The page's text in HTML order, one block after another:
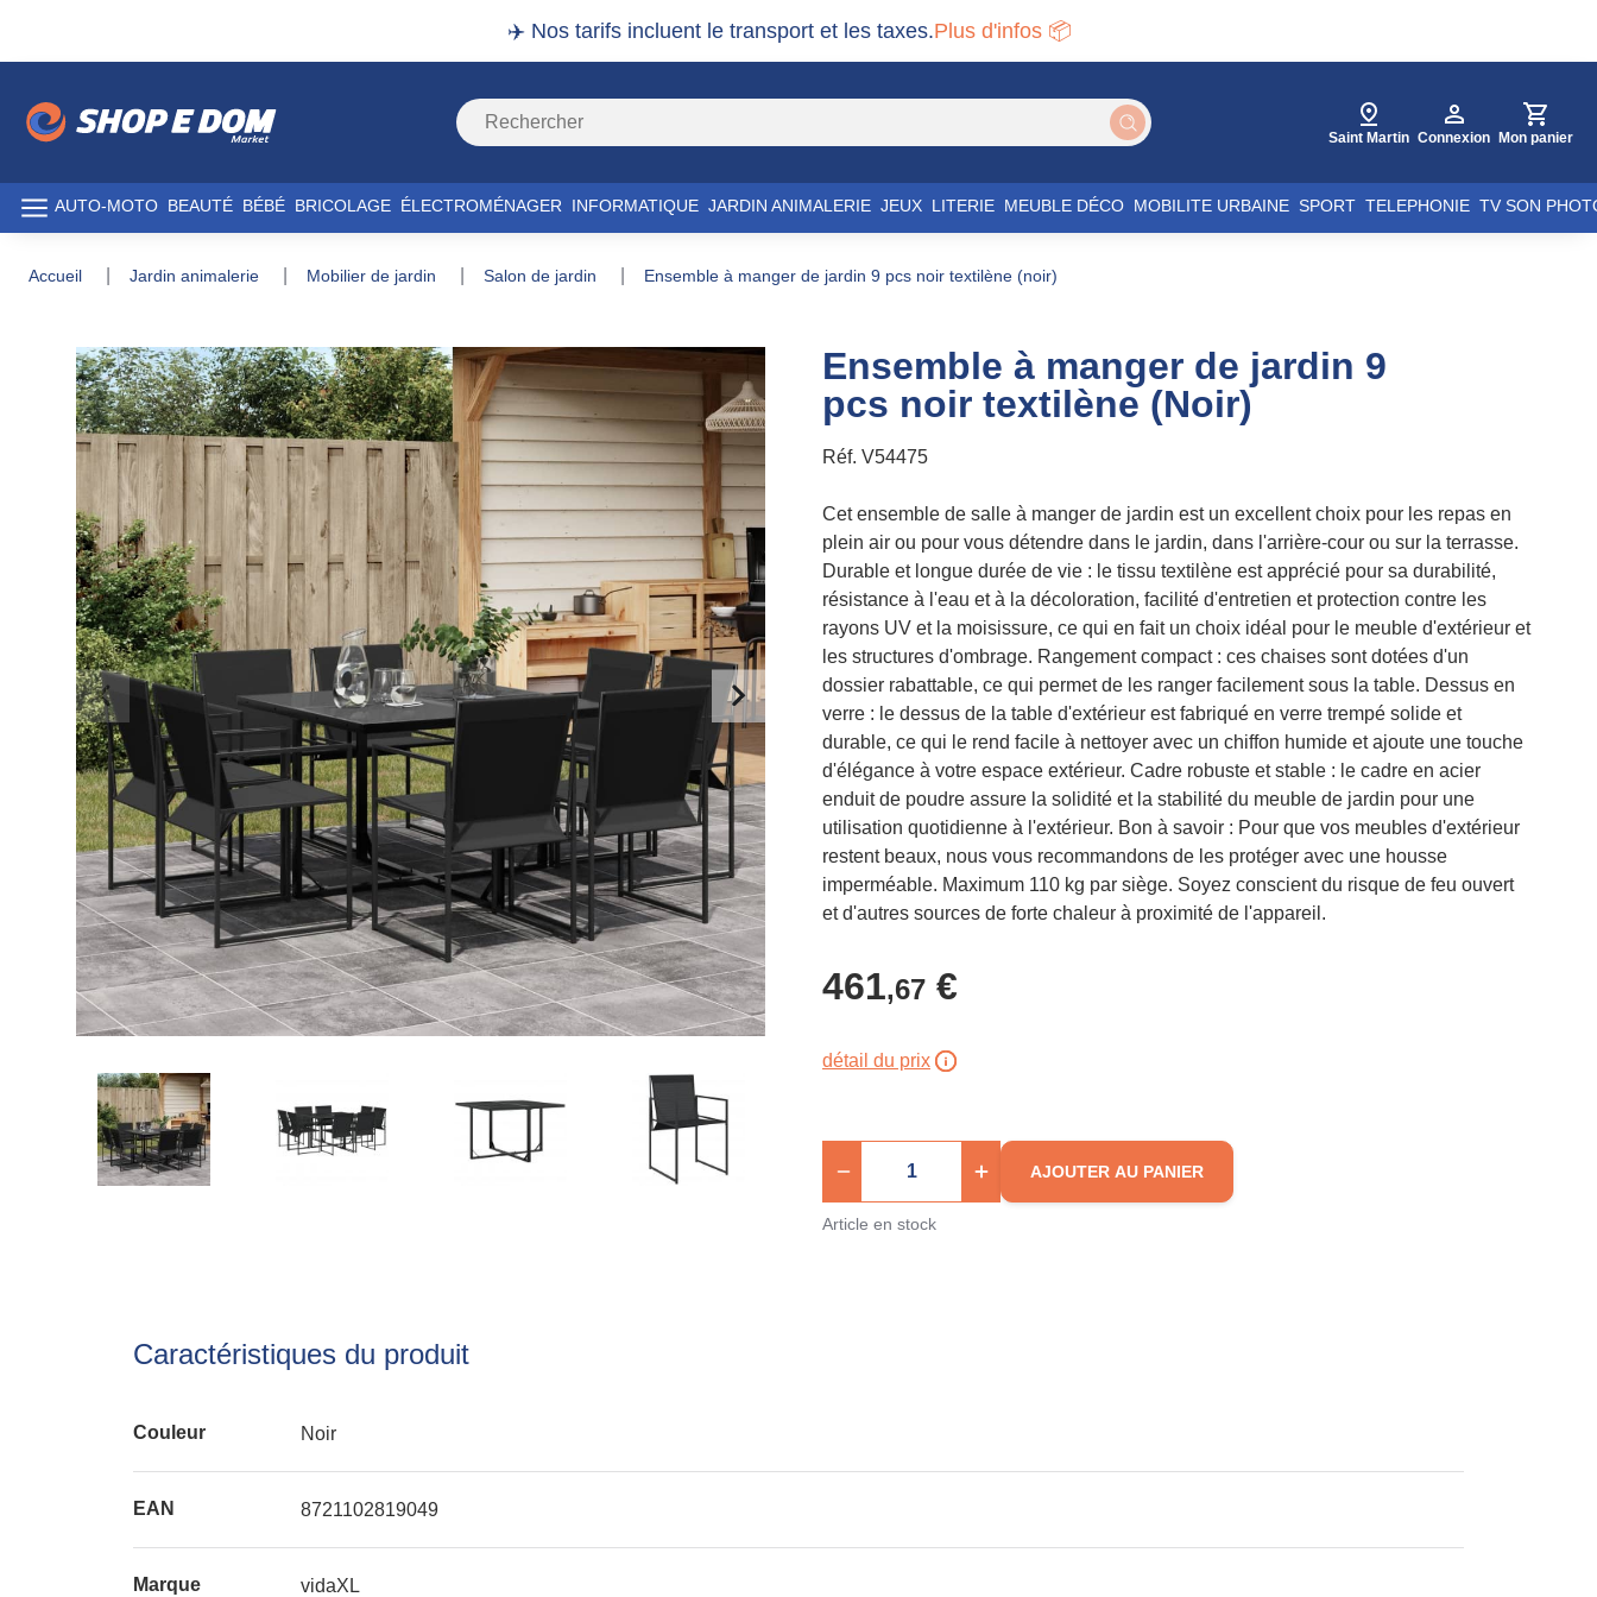
✈️ Nos tarifs incluent le transport et les taxes.Plus d'infos 📦
Saint Martin Connexion Mon panier
AUTO-MOTO BEAUTÉ BÉBÉ BRICOLAGE ÉLECTROMÉNAGER INFORMATIQUE JARDIN ANIMALERIE JEUX LITERIE MEUBLE DÉCO MOBILITE URBAINE SPORT TELEPHONIE TV SON
accueil jardin animalerie mobilier de jardin salon de jardin ensemble à manger de jardin 9 pcs noir textilène (noir)
Ensemble à manger de jardin 9
pcs noir textilène (Noir)
Réf. V54475
Cet ensemble de salle à manger de jardin est un excellent choix pour les repas en
plein air ou pour vous détendre dans le jardin, dans l'arrière-cour ou sur la terrasse.
Durable et longue durée de vie : le tissu textilène est apprécié pour sa durabilité,
résistance à l'eau et à la décoloration, facilité d'entretien et protection contre les
rayons UV et la moisissure, ce qui en fait un choix idéal pour le meuble d'extérieur et
les structures d'ombrage. Rangement compact : ces chaises sont dotées d'un
dossier rabattable, ce qui permet de les ranger facilement sous la table. Dessus en
verre : le dessus de la table d'extérieur est fabriqué en verre trempé solide et
durable, ce qui le rend facile à nettoyer avec un chiffon humide et ajoute une touche
d'élégance à votre espace extérieur. Cadre robuste et stable : le cadre en acier
enduit de poudre assure la solidité et la stabilité du meuble de jardin pour une
utilisation quotidienne à l'extérieur. Bon à savoir : Pour que vos meubles d'extérieur
restent beaux, nous vous recommandons de les protéger avec une housse
imperméable. Maximum 110 kg par siège. Soyez conscient du risque de feu ouvert
et d'autres sources de forte chaleur à proximité de l'appareil.
461,67 €
détail du prix
AJOUTER AU PANIER
Article en stock
Caractéristiques du produit
Couleur Noir
EAN 8721102819049
Marque vidaXL